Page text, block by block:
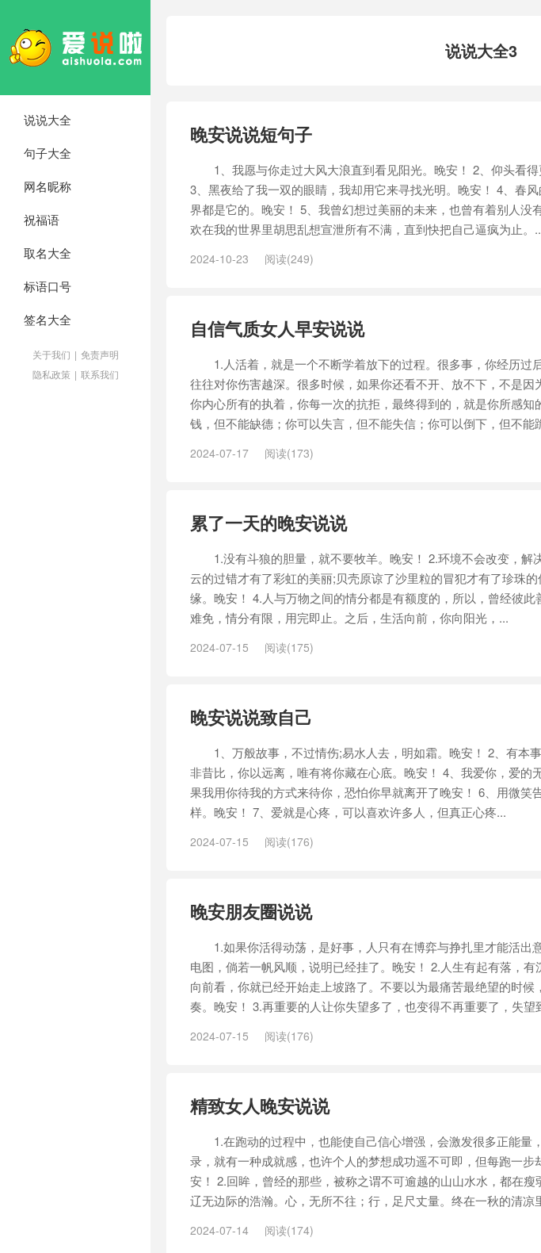
说说大全
句子大全
网名昵称
祝福语
取名大全
标语口号
签名大全
关于我们 | 免责声明
隐私政策 | 联系我们
说说大全3
晚安说说短句子
1、我愿与你走过大风大浪直到看见阳光。晚安！ 2、仰头看得
3、黑夜给了我一双的眼睛，我却用它来寻找光明。晚安！ 4、春
界都是它的。晚安！ 5、我曾幻想过美丽的未来，也曾有着别人没
欢在我的世界里胡思乱想宣泄所有不满，直到快把自己逼疯为止。
2024-10-23 阅读(249)
自信气质女人早安说说
1.人活着，就是一个不断学着放下的过程。很多事，你经历过
往往对你伤害越深。很多时候，如果你还看不开、放不下，不是因
你内心所有的执着，你每一次的抗拒，最终得到的，就是你所感
钱，但不能缺德；你可以失言，但不能失信；你可以倒下，但不能
2024-07-17 阅读(173)
累了一天的晚安说说
1.没有斗狼的胆量，就不要牧羊。晚安！ 2.环境不会改变，解
云的过错才有了彩虹的美丽;贝壳原谅了沙里粒的冒犯才有了珍珠
缘。晚安！ 4.人与万物之间的情分都是有额度的，所以，曾经彼
难免，情分有限，用完即止。之后，生活向前，你向阳光，...
2024-07-15 阅读(175)
晚安说说致自己
1、万般故事，不过情伤;易水人去，明如霜。晚安！ 2、有本
非昔比，你以远离，唯有将你藏在心底。晚安！ 4、我爱你，爱的
果我用你待我的方式来待你，恐怕你早就离开了晚安！ 6、用微笑
样。晚安！ 7、爱就是心疼，可以喜欢许多人，但真正心疼...
2024-07-15 阅读(176)
晚安朋友圈说说
1.如果你活得动荡，是好事，人只有在博弈与挣扎里才能活出
电图，倘若一帆风顺，说明已经挂了。晚安！ 2.人生有起有落，
向前看，你就已经开始走上坡路了。不要以为最痛苦最绝望的时
奏。晚安！ 3.再重要的人让你失望多了，也变得不再重要了，失望
2024-07-15 阅读(176)
精致女人晚安说说
1.在跑动的过程中，也能使自己信心增强，会激发很多正能量
录，就有一种成就感，也许个人的梦想成功遥不可即，但每跑一
安！ 2.回眸，曾经的那些，被称之谓不可逾越的山山水水，都在
辽无边际的浩瀚。心，无所不往；行，足尺丈量。终在一秋的清凉
2024-07-14 阅读(174)